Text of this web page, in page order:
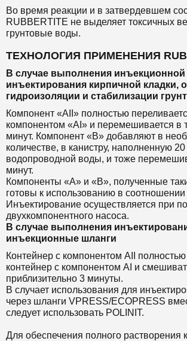
Во время реакции и в затвердевшем
RUBBERTITE не выделяет токсичных
грунтовые воды.
ТЕХНОЛОГИЯ ПРИМЕНЕНИЯ
В случае выполнения инъекционной
инъектирования кирпичной кладки,
гидроизоляции и стабилизации
Компонент «AII» полностью
компонентом «AI» и перемешивается в
минут. Компонент «В» добавляют в
количестве, в канистру, наполненную 20
водопроводной воды, и тоже
минут.
Компоненты «А» и «В», полученные
готовы к использованию в
Инъектирование осуществляется при
двухкомпонентного насоса.
В случае выполнения
инъекционные шланги
Контейнер с компонентом АII полностью
контейнер с компонентом AI и
приблизительно 3 минуты.
В случает использования для
через шланги VPRESS/ECOPRESS
следует использовать POLINIT.
Для обеспечения полного растворения